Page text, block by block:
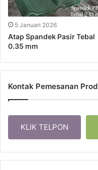
5 Januari 2026
Atap Spandek Pasir Tebal
0.35 mm
Kontak Pemesanan
KLIK TELPON